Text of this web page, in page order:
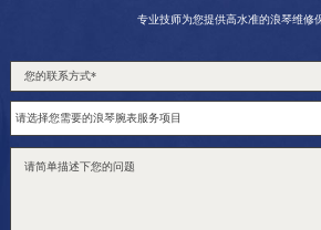
专业技师为您提供高水准的浪琴维修